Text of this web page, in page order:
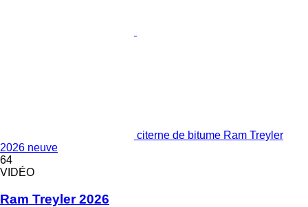
citerne de bitume Ram Treyler
2026 neuve
64
VIDÉO
Ram Treyler 2026